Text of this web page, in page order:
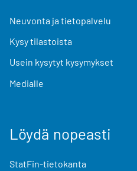
Neuvonta ja tietopalvelu
Kysy tilastoista
Usein kysytyt kysymykset
Medialle
Löydä nopeasti
StatFin-tietokanta